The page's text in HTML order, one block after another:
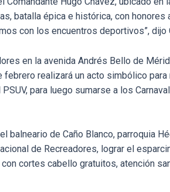
batalla épica e histórica, con
con los encuentros deportivos”, dijo
en la avenida Andrés Bello de
realizará un acto simbólico
para luego sumarse a los
de Caño Blanco, parroquia
de Recreadores, lograr el
cortes cabello gratuitos, atención